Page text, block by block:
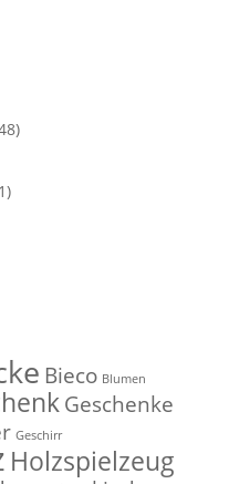
Bieco Blumen
Geschenke
Geschirr
Holzspielzeug